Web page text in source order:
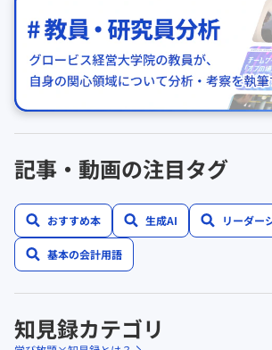
記事・動画の注目タグ
おすすめ本 生成AI リーダー
基本の会計用語
知見録カテゴリ